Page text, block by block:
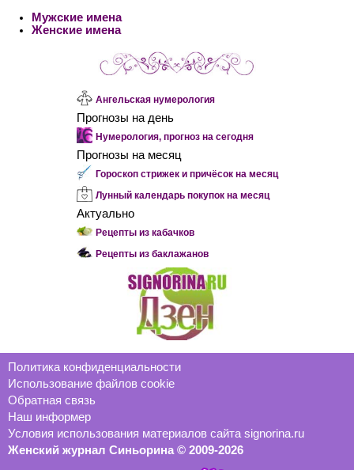
Мужские имена
Женские имена
Ангельская нумерология
Прогнозы на день
Нумерология, прогноз на сегодня
Прогнозы на месяц
Гороскоп стрижек и причёсок на месяц
Лунный календарь покупок на месяц
Актуально
Рецепты из кабачков
Рецепты из баклажанов
Политика конфиденциальности
Использование файлов cookie
Обратная связь
Наш информер
Условия использования материалов сайта signorina.ru
Женский журнал Синьорина © 2009-2026